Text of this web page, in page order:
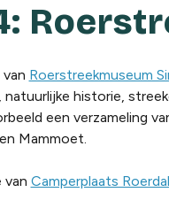
Roerstreekmuseum
natuurlijke historie,
een verzameling
Mammoet.
van Camperplaats